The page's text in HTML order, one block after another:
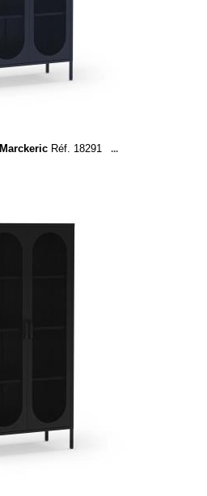
Marckeric Réf. 18291
...